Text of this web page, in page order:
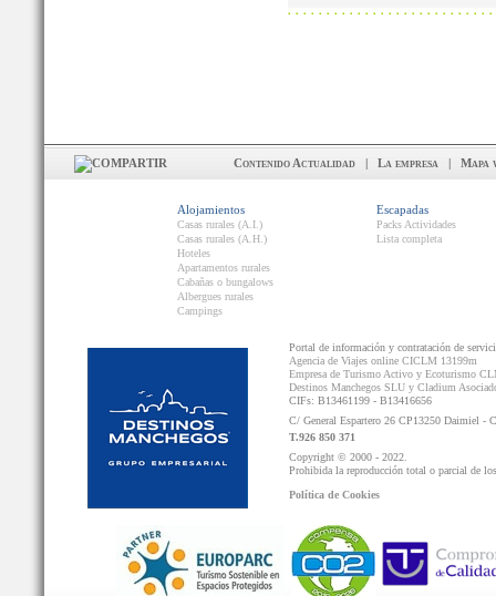
Contenido Actualidad | La empresa | Mapa
Alojamientos
Casas rurales (A.I.)
Casas rurales (A.H.)
Hoteles
Apartamentos rurales
Cabañas o bungalows
Albergues rurales
Campings
Escapadas
Packs Actividades
Lista completa
Portal de información y contratación de
Agencia de Viajes online CICLM 13199m
Empresa de Turismo Activo y Ecoturismo
Destinos Manchegos SLU y Cladium
CIFs: B13461199 - B13416656
C/ General Espartero 26 CP13250 Daimiel -
T.926 850 371
Copyright © 2000 - 2022.
Prohibida la reproducción total o parcial de
Política de Cookies